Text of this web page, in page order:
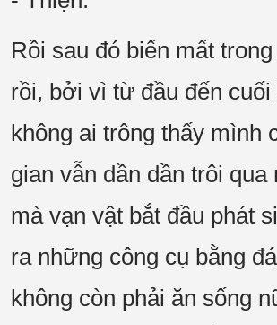
Rồi sau đó biến mất
rồi, bởi vì từ đầu đến
không ai trông thấy mình
gian vẫn dần dần trôi
mà vạn vật bắt đầu phát
ra những công cụ bằng
không còn phải ăn sống